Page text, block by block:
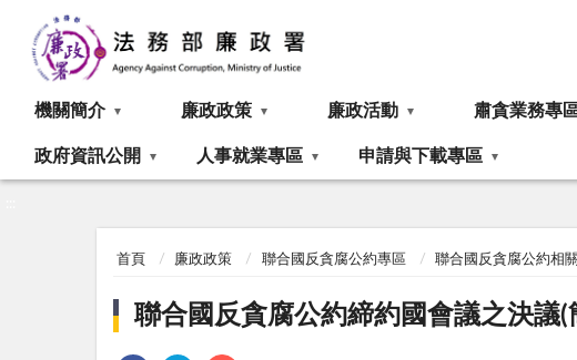
機關簡介 廉政政策 廉政活動 肅貪業務專
政府資訊公開 人事就業專區 申請與下載專區
首頁 廉政政策 聯合國反貪腐公約專區 聯合國反貪腐公約相
聯合國反貪腐公約締約國會議之決議